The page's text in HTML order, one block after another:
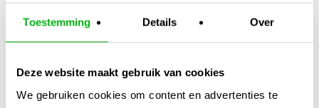
Toestemming Details Over
Deze website maakt gebruik van cookies
We gebruiken cookies om content en advertenties te
Montage:Knelverbinding (handvast)
Toepassing:Tuin, kas, irrigatie, watertoevoer,
druppelirrigatie